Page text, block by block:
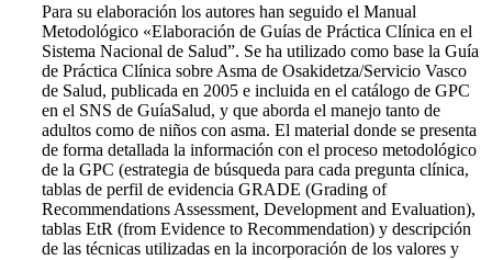
Para su elaboración los autores han seguido el Manual
Metodológico «Elaboración de Guías de Práctica Clínica en el
Sistema Nacional de Salud”. Se ha utilizado como base la Guía
de Práctica Clínica sobre Asma de Osakidetza/Servicio Vasco
de Salud, publicada en 2005 e incluida en el catálogo de GPC
en el SNS de GuíaSalud, y que aborda el manejo tanto de
adultos como de niños con asma. El material donde se presenta
de forma detallada la información con el proceso me­todológico
de la GPC (estrategia de búsqueda para cada pregunta clínica,
tablas de perfil de evidencia GRADE (Grading of
Recommendations Assessment, Development and Eva­luation),
tablas EtR (from Evidence to Recommendation) y descripción
de las técnicas utilizadas en la incorporación de los valores y